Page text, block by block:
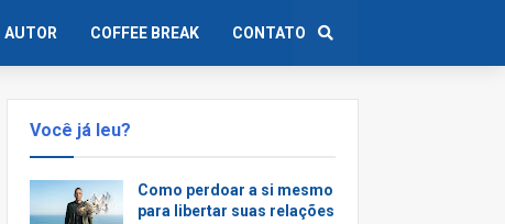
AUTOR COFFEE BREAK CONTATO
Você já leu?
Como perdoar a si mesmo
para libertar suas relações